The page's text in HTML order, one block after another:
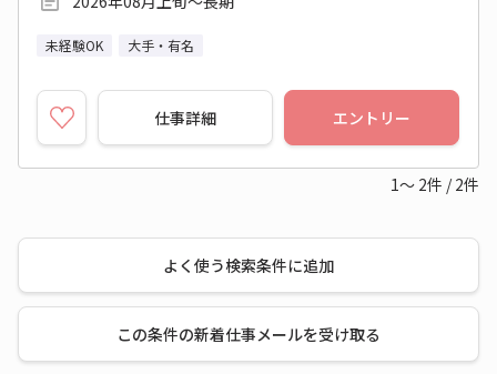
未経験OK 大手・有名
仕事詳細 エントリー
1～ 2件 / 2件
よく使う検索条件に追加
この条件の新着仕事メールを受け取る